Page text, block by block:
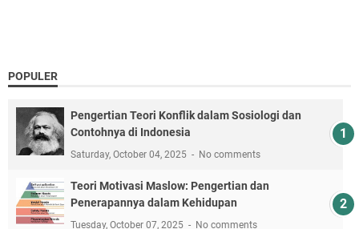
POPULER
Pengertian Teori Konflik dalam Sosiologi dan
Contohnya di Indonesia
Saturday, October 04, 2025 No comments
Teori Motivasi Maslow: Pengertian dan
Penerapannya dalam Kehidupan
Tuesday, October 07, 2025 No comments